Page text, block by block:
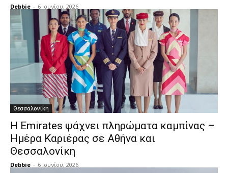
Debbie - 6 Ιουνίου, 2026
Θεσσαλονίκη
Η Emirates ψάχνει πληρώματα καμπίνας –
Ημέρα Καριέρας σε Αθήνα και
Θεσσαλονίκη
Debbie - 6 Ιουνίου, 2026